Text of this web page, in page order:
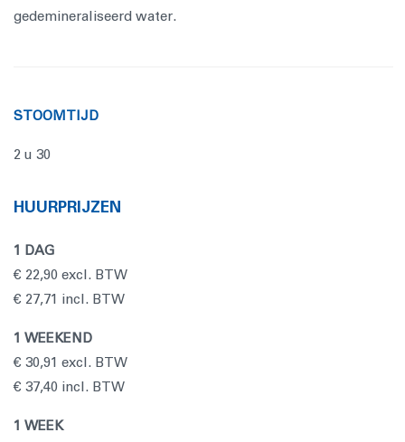
gedemineraliseerd water.
STOOMTIJD
2 u 30
HUURPRIJZEN
1 DAG
€ 22,90 excl. BTW
€ 27,71 incl. BTW
1 WEEKEND
€ 30,91 excl. BTW
€ 37,40 incl. BTW
1 WEEK